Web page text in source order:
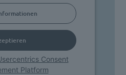
Consent
Platform